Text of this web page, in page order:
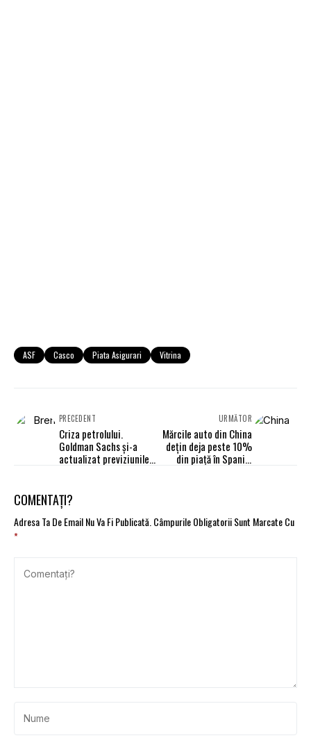
ASF Casco Piata Asigurari Vitrina
PRECEDENT
Criza petrolului.
Goldman Sachs și-a
actualizat previziunile
109 dolari/baril
URMĂTOR
Mărcile auto din China
dețin deja peste 10%
din piață în Spania,
COMENTAȚI?
Adresa Ta De Email Nu Va Fi Publicată.Câmpurile Obligatorii Sunt Marcate Cu
*